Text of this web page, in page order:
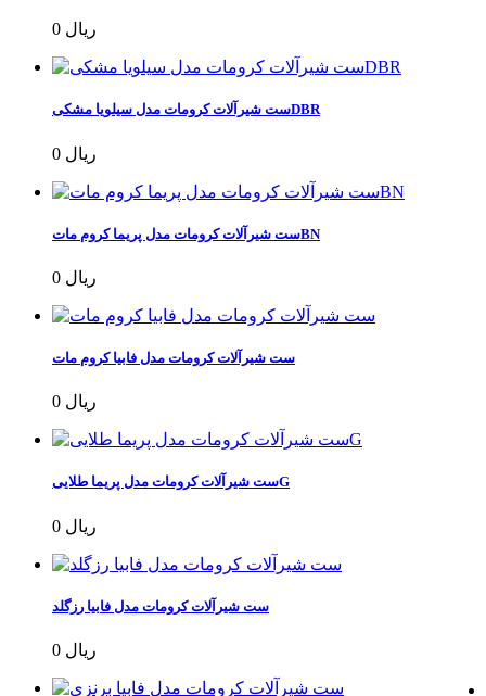
0 ریال
ست شیرآلات کرومات مدل سیلویا مشکیDBR
0 ریال
ست شیرآلات کرومات مدل پریما کروم ماتBN
0 ریال
ست شیرآلات کرومات مدل فابیا کروم مات
0 ریال
ست شیرآلات کرومات مدل پریما طلاییG
0 ریال
ست شیرآلات کرومات مدل فابیا رزگلد
0 ریال